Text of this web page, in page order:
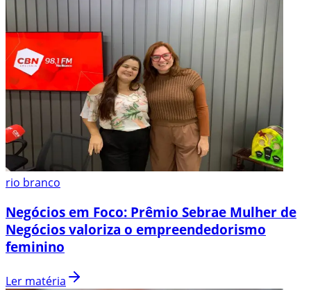
rio branco
Negócios em Foco: Prêmio Sebrae Mulher de
Negócios valoriza o empreendedorismo
feminino
Ler matéria